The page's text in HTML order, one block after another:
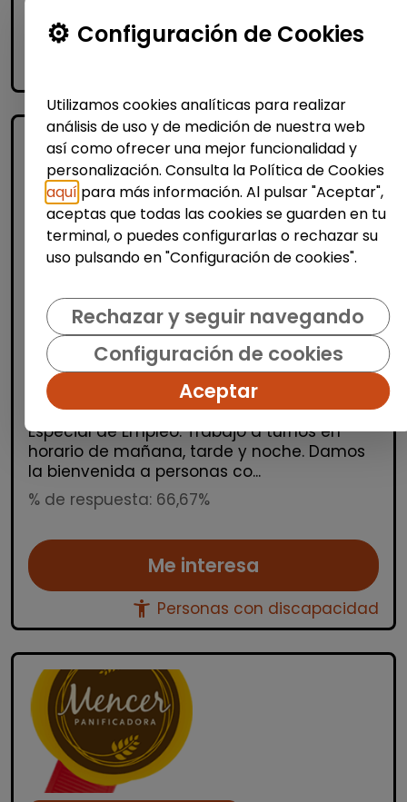
Me interesa
Operario/a de manipulados
(aranjuez, madrid)
INTEGRANDES.ORG| España(Madrid)
Estamos buscando una persona para un
puesto de manipulados en nuestro Centro
Especial de Empleo. Trabajo a turnos en
horario de mañana, tarde y noche. Damos
la bienvenida a personas co...
% de respuesta: 66,67%
Me interesa
accessibility_new Personas con discapacidad
Configuración de Cookies
Utilizamos cookies analíticas para realizar
análisis de uso y de medición de nuestra web
así como ofrecer una mejor funcionalidad y
personalización. Consulta la Política de Cookies
aquí para más información. Al pulsar "Aceptar",
aceptas que todas las cookies se guarden en tu
terminal, o puedes configurarlas o rechazar su
uso pulsando en "Configuración de cookies".
Rechazar y seguir navegando
Configuración de cookies
Aceptar